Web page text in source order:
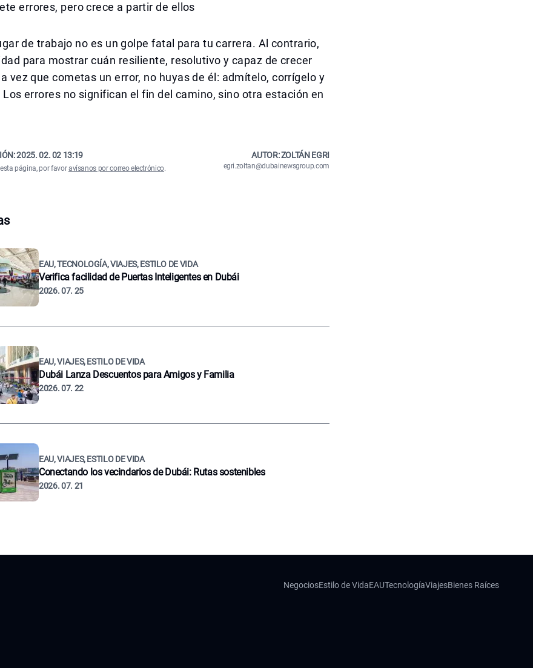
errores, pero crece a partir de ellos
de trabajo no es un golpe fatal para tu carrera. Al contrario,
para mostrar cuán resiliente, resolutivo y capaz de crecer
vez que cometas un error, no huyas de él: admítelo, corrígelo y
errores no significan el fin del camino, sino otra estación en
2025. 02. 02 13:19
página, por favoravísanos por correo electrónico.
AUTOR: ZOLTÁN EGRI
egri.zoltan@dubainewsgroup.com
EAU, TECNOLOGÍA, VIAJES, ESTILO DE VIDA
Verifica facilidad de Puertas Inteligentes en Dubái
2026. 07. 25
EAU, VIAJES, ESTILO DE VIDA
Dubái Lanza Descuentos para Amigos y Familia
2026. 07. 22
EAU, VIAJES, ESTILO DE VIDA
Conectando los vecindarios de Dubái: Rutas sostenibles
2026. 07. 21
NegociosEstilo de VidaEAUTecnologíaViajesBienes Raíces